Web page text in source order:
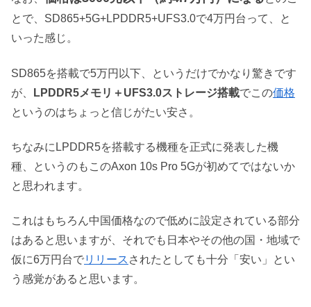
とで、SD865+5G+LPDDR5+UFS3.0で4万円台って、と
いった感じ。
SD865を搭載で5万円以下、というだけでかなり驚きです
が、
LPDDR5メモリ＋UFS3.0ストレージ搭載でこの価格
というのはちょっと信じがたい安さ。
ちなみにLPDDR5を搭載する機種を正式に発表した機
種、というのもこのAxon 10s Pro 5Gが初めてではないか
と思われます。
これはもちろん中国価格なので低めに設定されている部分
はあると思いますが、それでも日本やその他の国・地域で
仮に6万円台でリリース されたとしても十分「安い」とい
う感覚があると思います。